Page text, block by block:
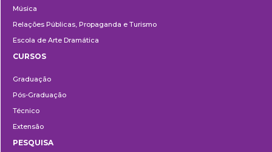
Música
Relações Públicas, Propaganda e Turismo
Escola de Arte Dramática
CURSOS
Graduação
Pós-Graduação
Técnico
Extensão
PESQUISA